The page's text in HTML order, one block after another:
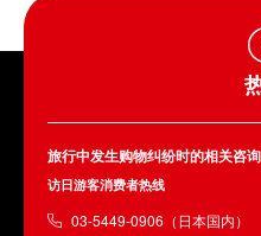
旅行中发生购物纠纷时的相关咨询
访日游客消费者热线
03-5449-0906（日本国内）